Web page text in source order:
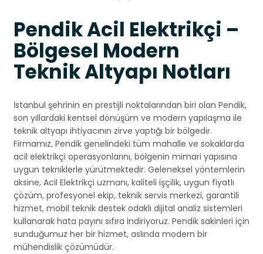
Pendik Acil Elektrikçi –
Bölgesel Modern
Teknik Altyapı Notları
İstanbul şehrinin en prestijli noktalarından biri olan Pendik,
son yıllardaki kentsel dönüşüm ve modern yapılaşma ile
teknik altyapı ihtiyacının zirve yaptığı bir bölgedir.
Firmamız, Pendik genelindeki tüm mahalle ve sokaklarda
acil elektrikçi operasyonlarını, bölgenin mimari yapısına
uygun tekniklerle yürütmektedir. Geleneksel yöntemlerin
aksine, Acil Elektrikçi uzmanı, kaliteli işçilik, uygun fiyatlı
çözüm, profesyonel ekip, teknik servis merkezi, garantili
hizmet, mobil teknik destek odaklı dijital analiz sistemleri
kullanarak hata payını sıfıra indiriyoruz. Pendik sakinleri için
sunduğumuz her bir hizmet, aslında modern bir
mühendislik çözümüdür.